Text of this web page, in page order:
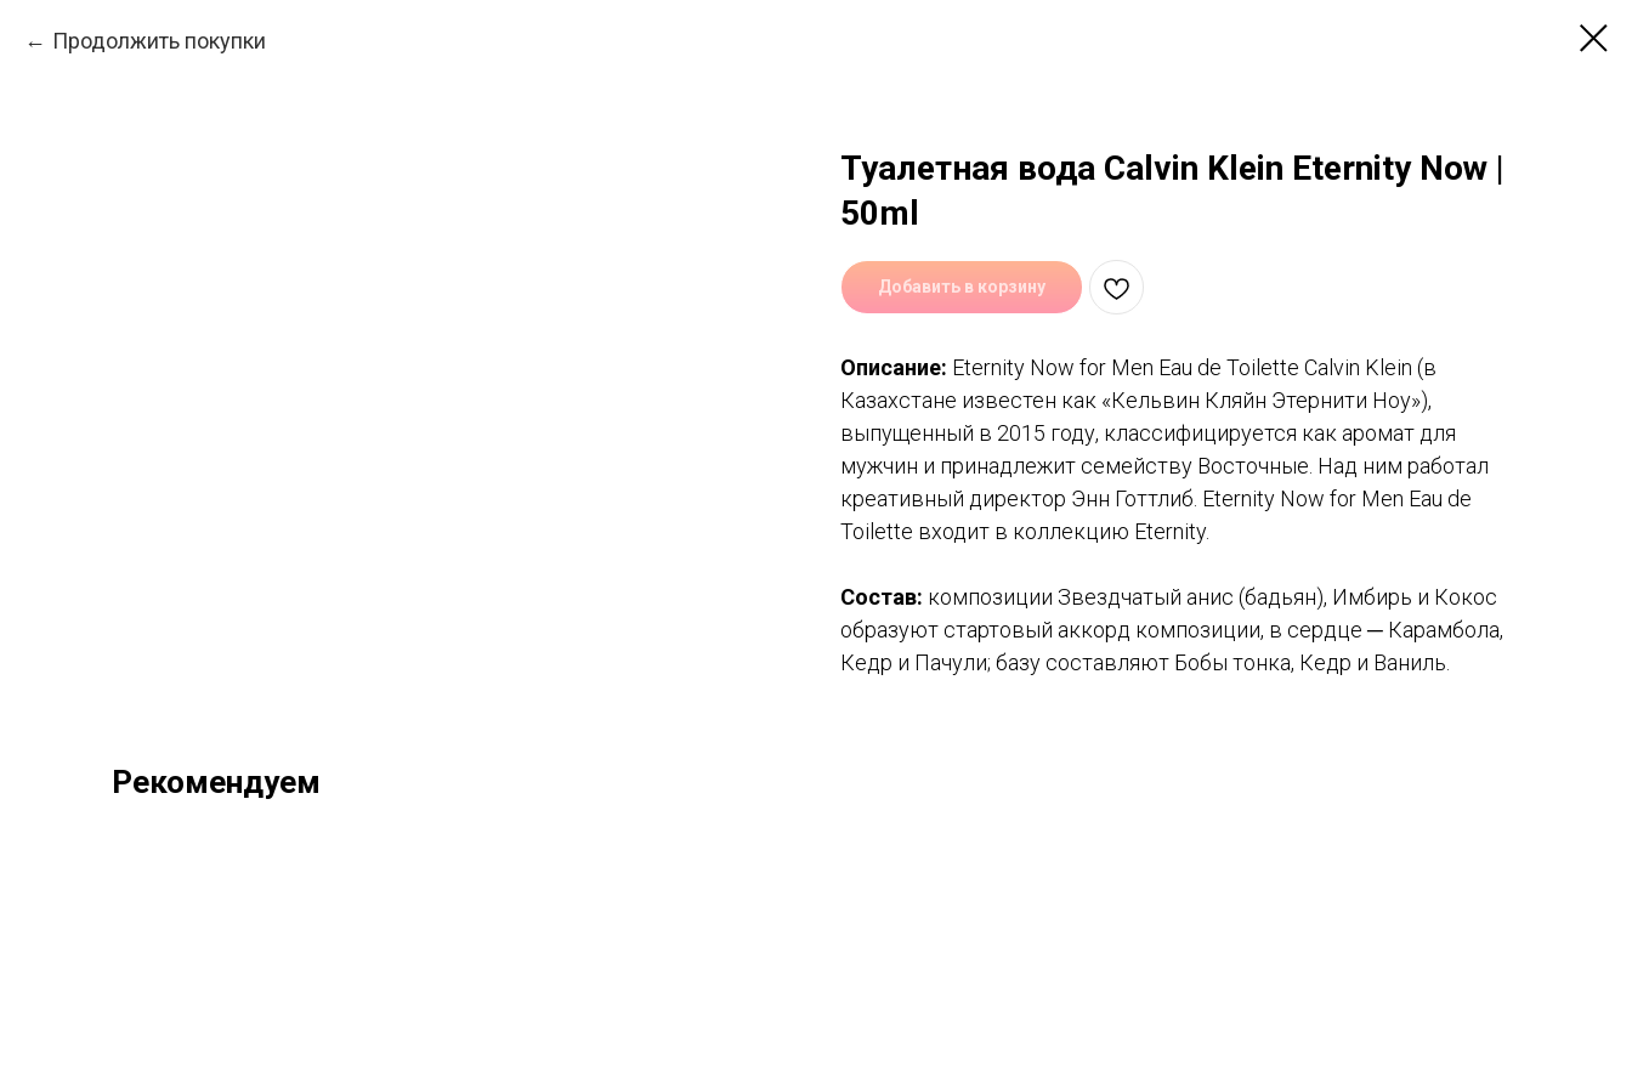
Продолжить покупки
Туалетная вода Calvin Klein Eternity Now |
50ml
Добавить в корзину
Описание: Eternity Now for Men Eau de Toilette Calvin Klein (в
Казахстане известен как «Кельвин Кляйн Этернити Ноу»),
выпущенный в 2015 году, классифицируется как аромат для
мужчин и принадлежит семейству Восточные. Над ним работал
креативный директор Энн Готтлиб. Eternity Now for Men Eau de
Toilette входит в коллекцию Eternity.
Состав: композиции Звездчатый анис (бадьян), Имбирь и Кокос
образуют стартовый аккорд композиции, в сердце ─ Карамбола,
Кедр и Пачули; базу составляют Бобы тонка, Кедр и Ваниль.
Рекомендуем